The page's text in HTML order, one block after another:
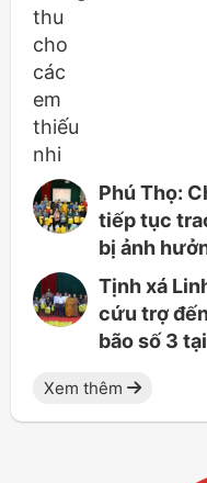
Phú Thọ:
tiếp tục
bị ảnh
Tịnh xá
cứu trợ
bão số 3
Xem thêm